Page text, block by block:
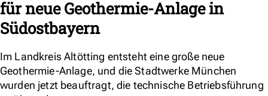
für neue Geothermie-Anlage in
Südostbayern
Im Landkreis Altötting entsteht eine große neue
Geothermie-Anlage, und die Stadtwerke München
wurden jetzt beauftragt, die technische Betriebsführung